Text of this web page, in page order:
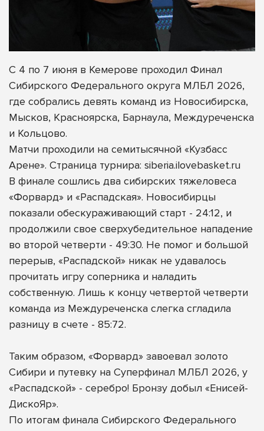
С 4 по 7 июня в Кемерове проходил Финал
Сибирского Федерального округа МЛБЛ 2026,
где собрались девять команд из Новосибирска,
Мысков, Красноярска, Барнаула, Междуреченска
и Кольцово.
Матчи проходили на семитысячной «Кузбасс
Арене». Страница турнира: siberia.ilovebasket.ru
В финале сошлись два сибирских тяжеловеса
«Форвард» и «Распадская». Новосибирцы
показали обескураживающий старт - 24:12, и
продолжили свое сверхубедительное нападение
во второй четверти - 49:30. Не помог и большой
перерыв, «Распадской» никак не удавалось
прочитать игру соперника и наладить
собственную. Лишь к концу четвертой четверти
команда из Междуреченска слегка сгладила
разницу в счете - 85:72.
Таким образом, «Форвард» завоевал золото
Сибири и путевку на Суперфинал МЛБЛ 2026, у
«Распадской» - серебро! Бронзу добыл «Енисей-
ДискоЯр».
По итогам финала Сибирского Федерального